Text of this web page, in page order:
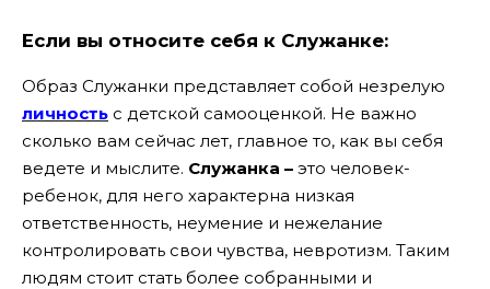
Если вы относите себя к Служанке:
Образ Служанки представляет собой незрелую
личность с детской самооценкой. Не важно
сколько вам сейчас лет, главное то, как вы себя
ведете и мыслите. Служанка – это человек-
ребенок, для него характерна низкая
ответственность, неумение и нежелание
контролировать свои чувства, невротизм. Таким
людям стоит стать более собранными и